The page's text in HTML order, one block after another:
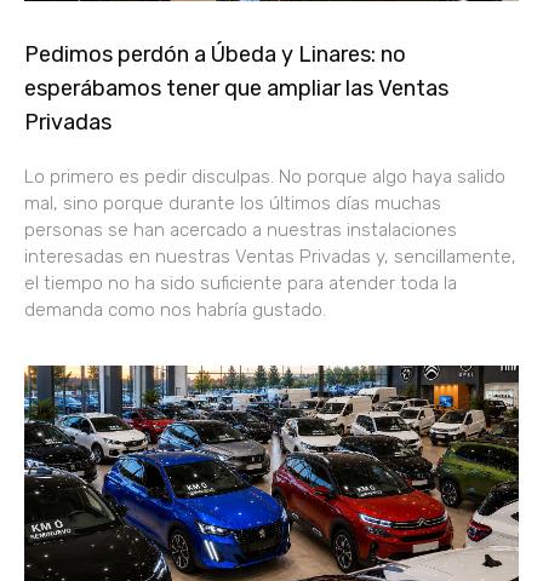
Pedimos perdón a Úbeda y Linares: no
esperábamos tener que ampliar las Ventas
Privadas
Lo primero es pedir disculpas. No porque algo haya salido
mal, sino porque durante los últimos días muchas
personas se han acercado a nuestras instalaciones
interesadas en nuestras Ventas Privadas y, sencillamente,
el tiempo no ha sido suficiente para atender toda la
demanda como nos habría gustado.